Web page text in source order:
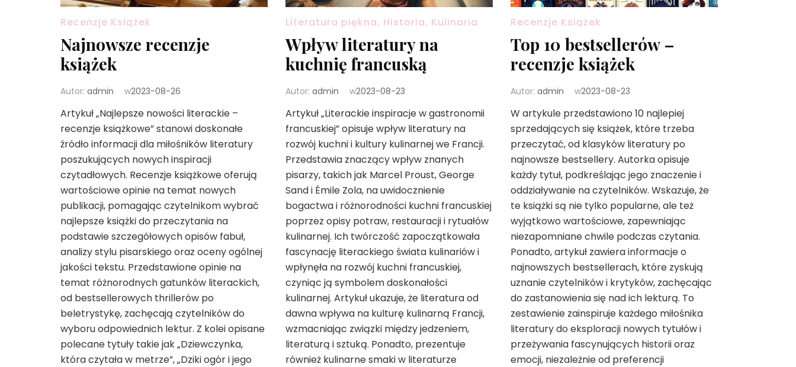
Recenzje Książek
Najnowsze recenzje
książek
Autor: admin w2023-08-26
Artykuł „Najlepsze nowości literackie –
recenzje książkowe” stanowi doskonałe
źródło informacji dla miłośników literatury
poszukujących nowych inspiracji
czytadłowych. Recenzje książkowe oferują
wartościowe opinie na temat nowych
publikacji, pomagając czytelnikom wybrać
najlepsze książki do przeczytania na
podstawie szczegółowych opisów fabuł,
analizy stylu pisarskiego oraz oceny ogólnej
jakości tekstu. Przedstawione opinie na
temat różnorodnych gatunków literackich,
od bestsellerowych thrillerów po
beletrystykę, zachęcają czytelników do
wyboru odpowiednich lektur. Z kolei opisane
polecane tytuły takie jak „Dziewczynka,
która czytała w metrze”, „Dziki ogór i jego
Literatura piękna, Historia, Kulinaria
Wpływ literatury na
kuchnię francuską
Autor: admin w2023-08-23
Artykuł „Literackie inspiracje w gastronomii
francuskiej” opisuje wpływ literatury na
rozwój kuchni i kultury kulinarnej we Francji.
Przedstawia znaczący wpływ znanych
pisarzy, takich jak Marcel Proust, George
Sand i Émile Zola, na uwidocznienie
bogactwa i różnorodności kuchni francuskiej
poprzez opisy potraw, restauracji i rytuałów
kulinarnej. Ich twórczość zapoczątkowała
fascynację literackiego świata kulinariów i
wpłynęła na rozwój kuchni francuskiej,
czyniąc ją symbolem doskonałości
kulinarnej. Artykuł ukazuje, że literatura od
dawna wpływa na kulturę kulinarną Francji,
wzmacniając związki między jedzeniem,
literaturą i sztuką. Ponadto, prezentuje
również kulinarne smaki w literaturze
Recenzje Książek
Top 10 bestsellerów –
recenzje książek
Autor: admin w2023-08-23
W artykule przedstawiono 10 najlepiej
sprzedających się książek, które trzeba
przeczytać, od klasyków literatury po
najnowsze bestsellery. Autorka opisuje
każdy tytuł, podkreślając jego znaczenie i
oddziaływanie na czytelników. Wskazuje, że
te książki są nie tylko popularne, ale też
wyjątkowo wartościowe, zapewniając
niezapomniane chwile podczas czytania.
Ponadto, artykuł zawiera informacje o
najnowszych bestsellerach, które zyskują
uznanie czytelników i krytyków, zachęcając
do zastanowienia się nad ich lekturą. To
zestawienie zainspiruje każdego miłośnika
literatury do eksploracji nowych tytułów i
przeżywania fascynujących historii oraz
emocji, niezależnie od preferencji